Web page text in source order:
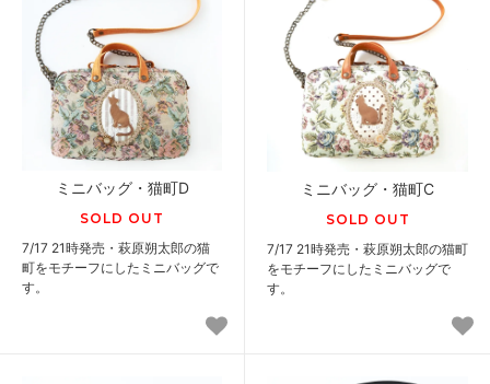
ミニバッグ・猫町D
SOLD OUT
7/17 21時発売・萩原朔太郎の猫
町をモチーフにしたミニバッグで
す。
ミニバッグ・猫町C
SOLD OUT
7/17 21時発売・萩原朔太郎の猫町
をモチーフにしたミニバッグで
す。